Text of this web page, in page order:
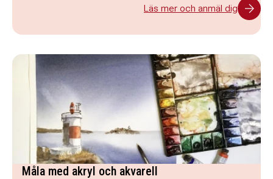
Läs mer och anmäl dig
Måla med akryl och akvarell